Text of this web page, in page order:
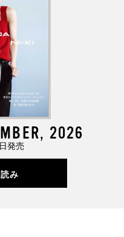
2026
発売
み